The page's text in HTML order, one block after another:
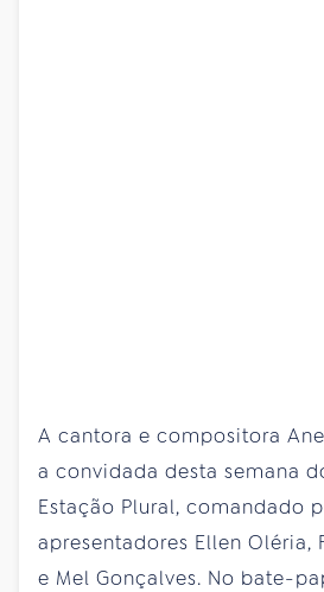
A cantora e compositora
a convidada desta semana
Estação Plural, comandado
apresentadores Ellen Oléria,
e Mel Gonçalves. No bate-